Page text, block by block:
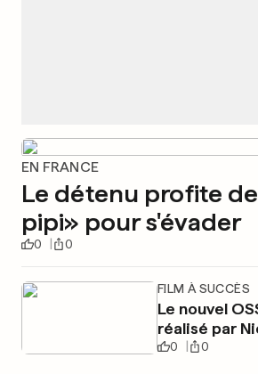
EN FRANCE
Le détenu profite
pipi» pour s'évader
0 0
FILM À SUCCÈS
Le nouvel
réalisé par
0 0